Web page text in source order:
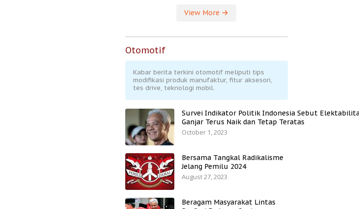
View More
Otomotif
Kabar berita terkini otomotif meliputi tips
modifikasi produk manufaktur, fitur aksesori,
tes drive, teknologi mobil.
Survei Indikator Politik Indonesia Sebut
Ganjar Terus Naik dan Tetap Teratas
October 1, 2023
Bersama Tangkal Radikalisme
Jelang Pemilu 2024
August 27, 2023
Beragam Masyarakat Lintas